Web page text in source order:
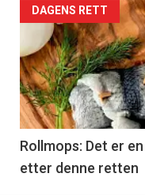
Forsiden
akkurat
nå
-
6
DAGENS RETT
Rollmops: Det er
etter denne retten